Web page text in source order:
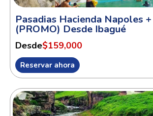
Pasadias Hacienda Napoles
(PROMO) Desde Ibagué
Desde$159,000
Reservar ahora